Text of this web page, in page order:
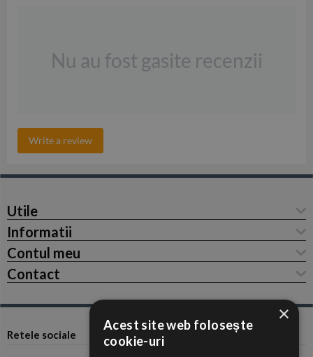
Nu au fost gasite recenzii
Write a review
Utile
Informatii
Contul meu
Contact
Retele sociale
×
Acest site web folosește
cookie-uri